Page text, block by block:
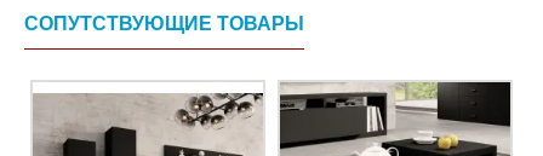
СОПУТСТВУЮЩИЕ ТОВАРЫ